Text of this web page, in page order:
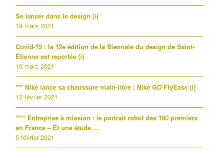
Se lancer dans le design (i)
19 mars 2021
Covid-19 : la 12e édition de la Biennale du design de Saint-
Étienne est reportée (i)
10 mars 2021
*** Nike lance sa chaussure main-libre : Nike GO FlyEase (i)
12 février 2021
**** Entreprise à mission : le portrait robot des 100 premiers
en France – Et une étude …
5 février 2021